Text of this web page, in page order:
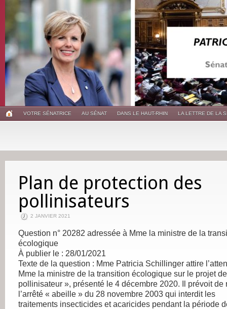
VOTRE SÉNATRICE AU SÉNAT DANS LE HAUT-RHIN LA LETTRE DE LA
Plan de protection des
pollinisateurs
2 JANVIER 2021
Question n° 20282 adressée à Mme la ministre de la
écologique
À publier le : 28/01/2021
Texte de la question : Mme Patricia Schillinger attire
Mme la ministre de la transition écologique sur le projet
pollinisateur », présenté le 4 décembre 2020. Il prévoit de
l’arrêté « abeille » du 28 novembre 2003 qui interdit les
traitements insecticides et acaricides pendant la période